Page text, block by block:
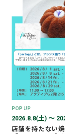
POP UP
2026.8.8(土) 〜
店舗を持たない